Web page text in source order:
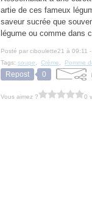
artie de ces fameux
saveur sucrée que
légume ou comme dans
Posté par ciboulette21 à 09:11 -
Tags: soupe Crème Pomme
Repost 0
Vous aimez ? 0